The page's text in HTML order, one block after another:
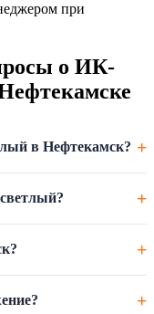
при
о ИК-
в Нефтекамск?